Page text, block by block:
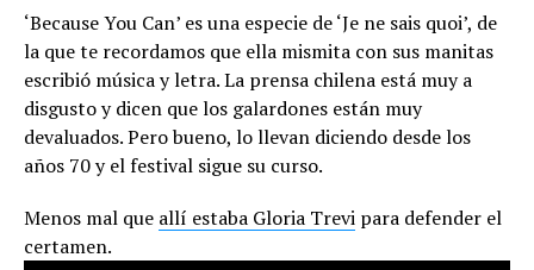
‘Because You Can’ es una especie de ‘Je ne sais quoi’, de
la que te recordamos que ella mismita con sus manitas
escribió música y letra. La prensa chilena está muy a
disgusto y dicen que los galardones están muy
devaluados. Pero bueno, lo llevan diciendo desde los
años 70 y el festival sigue su curso.
Menos mal que allí estaba Gloria Trevi para defender el
certamen.